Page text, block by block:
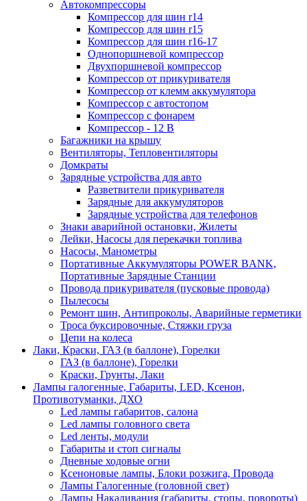
Автокомпрессоры
Компрессор для шин r14
Компрессор для шин r15
Компрессор для шин r16-17
Однопоршневой компрессор
Двухпоршневой компрессор
Компрессор от прикуривателя
Компрессор от клемм аккумулятора
Компрессор с автостопом
Компрессор с фонарем
Компрессор - 12 В
Багажники на крышу
Вентиляторы, Тепловентиляторы
Домкраты
Зарядные устройства для авто
Разветвители прикуривателя
Зарядные для аккумуляторов
Зарядные устройства для телефонов
Знаки аварийной остановки, Жилеты
Лейки, Насосы для перекачки топлива
Насосы, Манометры
Портативные Аккумуляторы POWER BANK,
Портативные Зарядные Станции
Провода прикуривателя (пусковые провода)
Пылесосы
Ремонт шин, Антипроколы, Аварийные герметики
Троса буксировочные, Стяжки груза
Цепи на колеса
Лаки, Краски, ГАЗ (в баллоне), Горелки
ГАЗ (в баллоне), Горелки
Краски, Грунты, Лаки
Лампы галогенные, Габариты, LED, Ксенон,
Противотуманки, ДХО
Led лампы габаритов, салона
Led лампы головного света
Led ленты, модули
Габариты и стоп сигналы
Дневные ходовые огни
Ксеноновые лампы, Блоки розжига, Провода
Лампы Галогенные (головной свет)
Лампы Накаливания (габариты, стопы, повороты)